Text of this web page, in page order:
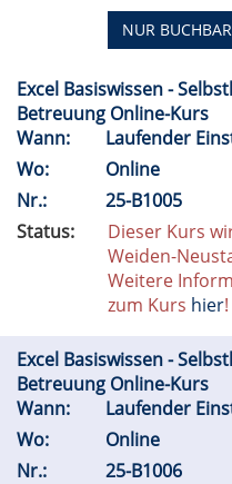
NUR
Excel Basiswissen -
Betreuung Online-Kurs
Wann:
Laufender
Wo:
Online
Nr.:
25-B1005
Status:
Dieser Kurs
Weiden-
Weitere
zum Kurs hier!
Excel Basiswissen -
Betreuung Online-Kurs
Wann:
Laufender
Wo:
Online
Nr.:
25-B1006